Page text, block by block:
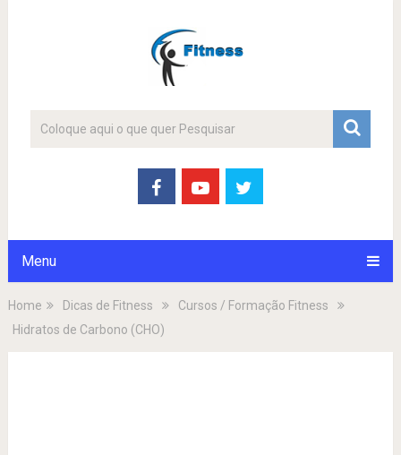
Menu
Home Dicas de Fitness
Cursos / Formação Fitness
Hidratos de Carbono (CHO)